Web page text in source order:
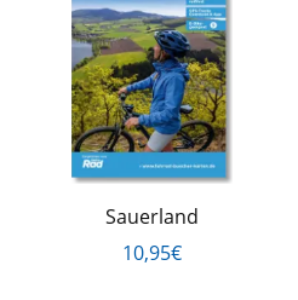
Sauerland
10,95€